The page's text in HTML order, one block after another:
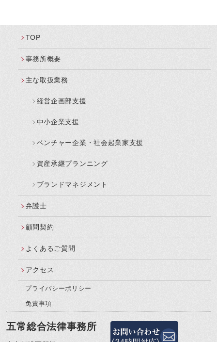
TOP
事務所概要
主な取扱業務
経営企画部支援
中小企業支援
ベンチャー企業・社会起業家支援
資産承継プランニング
ブランドマネジメント
弁護士
顧問契約
よくあるご質問
アクセス
プライバシーポリシー
免責事項
五常総合法律事務所